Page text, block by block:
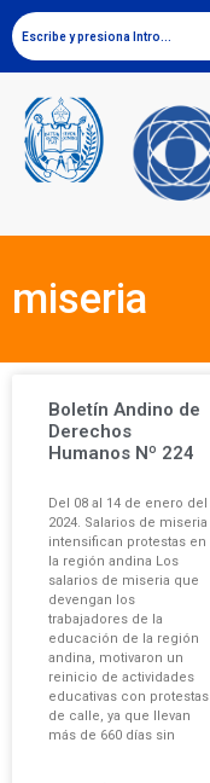
miseria
Boletín Andino de
Derechos
Humanos Nº 224
Del 08 al 14 de enero del
2024. Salarios de miseria
intensifican protestas en
la región andina Los
salarios de miseria que
devengan los
trabajadores de la
educación de la región
andina, motivaron un
reinicio de actividades
educativas con protestas
de calle, ya que llevan
más de 660 días sin